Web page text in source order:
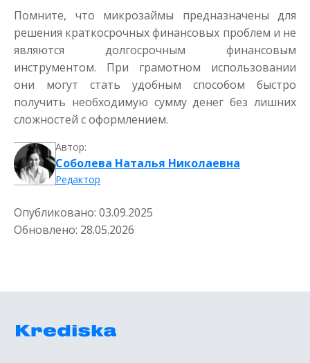
Помните, что микрозаймы предназначены для
решения краткосрочных финансовых проблем и не
являются долгосрочным финансовым
инструментом. При грамотном использовании
они могут стать удобным способом быстро
получить необходимую сумму денег без лишних
сложностей с оформлением.
Автор:
Соболева Наталья Николаевна
Редактор
Опубликовано: 03.09.2025
Обновлено: 28.05.2026